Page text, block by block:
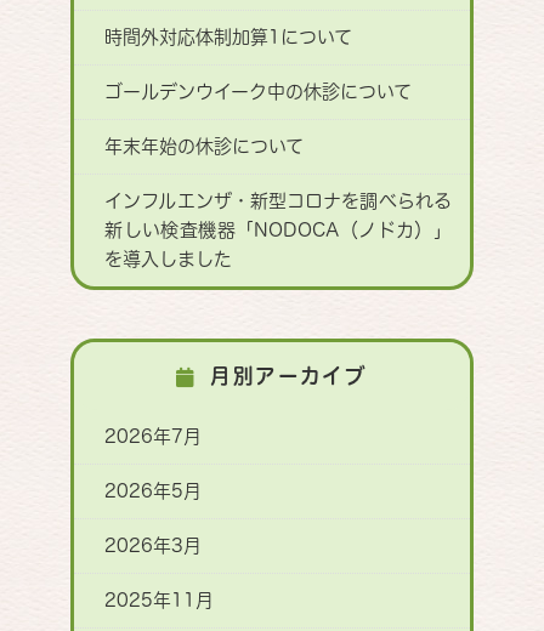
時間外対応体制加算1について
ゴールデンウイーク中の休診について
年末年始の休診について
インフルエンザ・新型コロナを調べられる
新しい検査機器「NODOCA（ノドカ）」
を導入しました
月別アーカイブ
2026年7月
2026年5月
2026年3月
2025年11月